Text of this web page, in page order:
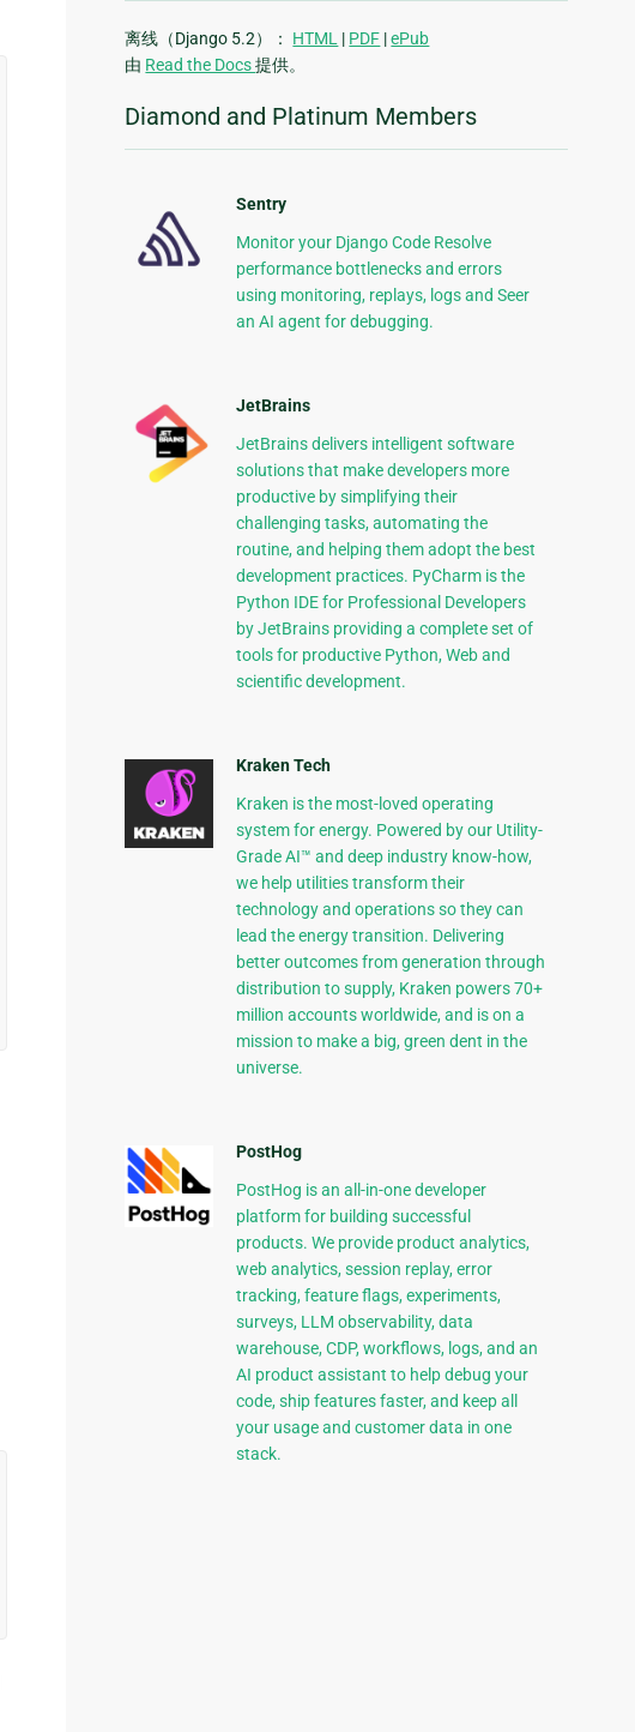
离线（Django 5.2）： HTML | PDF |ePub
由 Read the Docs提供。
Diamond and Platinum Members
Sentry
Monitor your Django Code Resolve
performance bottlenecks and errors
using monitoring, replays, logs and Seer
an AI agent for debugging.
JetBrains
JetBrains delivers intelligent software
solutions that make developers more
productive by simplifying their
challenging tasks, automating the
routine, and helping them adopt the best
development practices. PyCharm is the
Python IDE for Professional Developers
by JetBrains providing a complete set of
tools for productive Python, Web and
scientific development.
Kraken Tech
Kraken is the most-loved operating
system for energy. Powered by our Utility-
Grade AI™ and deep industry know-how,
we help utilities transform their
technology and operations so they can
lead the energy transition. Delivering
better outcomes from generation through
distribution to supply, Kraken powers 70+
million accounts worldwide, and is on a
mission to make a big, green dent in the
universe.
PostHog
PostHog is an all-in-one developer
platform for building successful
products. We provide product analytics,
web analytics, session replay, error
tracking, feature flags, experiments,
surveys, LLM observability, data
warehouse, CDP, workflows, logs, and an
AI product assistant to help debug your
code, ship features faster, and keep all
your usage and customer data in one
stack.